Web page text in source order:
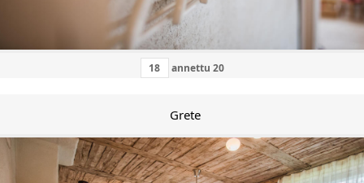
annettu 20
Grete